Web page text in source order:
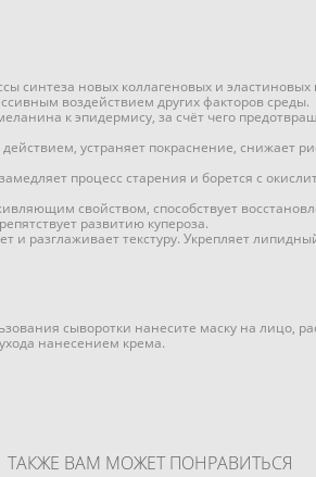
синтеза новых коллагеновых и
воздействием других факторов среды.
к эпидермису, за счёт чего
устраняет покраснение, снижает
процесс старения и борется с
свойством, способствует
развитию купероза.
разглаживает текстуру. Укрепляет
сыворотки нанесите маску на лицо,
нанесением крема.
ТАКЖЕ ВАМ МОЖЕТ ПОНРАВИТЬСЯ